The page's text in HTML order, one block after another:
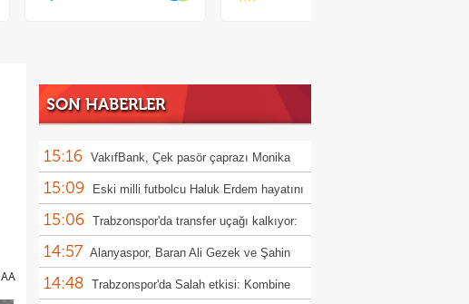
AA
SON HABERLER
15:16 VakıfBank, Çek pasör çaprazı Monika
Brancuska'yı transfer etti
15:09 Eski milli futbolcu Haluk Erdem hayatını
kaybetti
15:06 Trabzonspor'da transfer uçağı kalkıyor:
Darwin Nunez
14:57 Alanyaspor, Baran Ali Gezek ve Şahin
Dik'i kadrosuna kattı
14:48 Trabzonspor'da Salah etkisi: Kombine